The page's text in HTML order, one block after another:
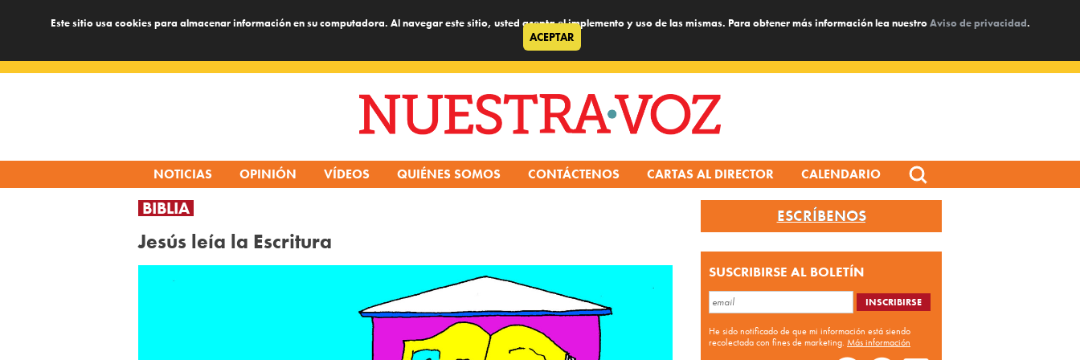
Este sitio usa cookies para almacenar información en su computadora. Al navegar este sitio, usted acepta el implemento y uso de las mismas. Para obtener más información lea nuestroAviso de privacidad.
ACEPTAR
NOTICIAS OPINIÓN VÍDEOS QUIÉNES SOMOS CONTÁCTENOS CARTAS AL DIRECTOR CALENDARIO
Search
for:
BIBLIA
Jesús leía la Escritura
ESCRÍBENOS
SUSCRIBIRSE AL BOLETÍN
He sido notificado de que mi información está siendo
recolectada con fines de marketing. Más información